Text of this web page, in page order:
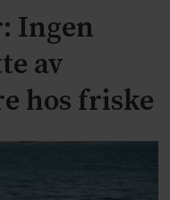
Ingen
av
hos friske